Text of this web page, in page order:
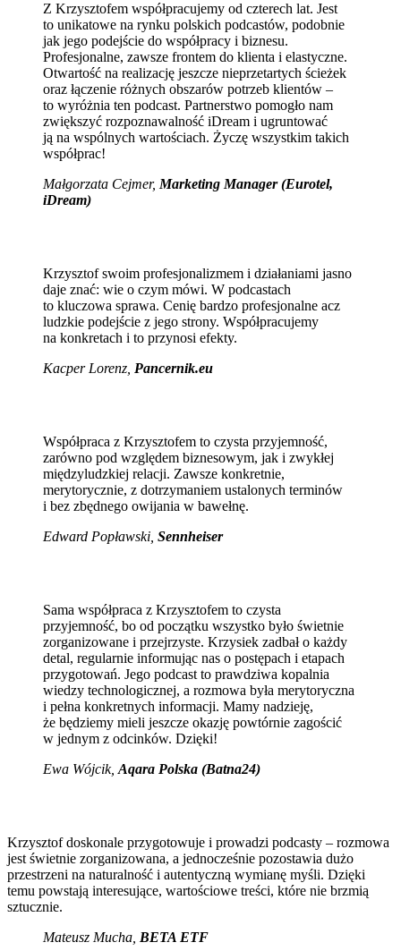
Z Krzysztofem współpracujemy od czterech lat. Jest
to unikatowe na rynku polskich podcastów, podobnie
jak jego podejście do współpracy i biznesu.
Profesjonalne, zawsze frontem do klienta i elastyczne.
Otwartość na realizację jeszcze nieprzetartych ścieżek
oraz łączenie różnych obszarów potrzeb klientów –
to wyróżnia ten podcast. Partnerstwo pomogło nam
zwiększyć rozpoznawalność iDream i ugruntować
ją na wspólnych wartościach. Życzę wszystkim takich
współprac!
Małgorzata Cejmer, Marketing Manager (Eurotel,
iDream)
Krzysztof swoim profesjonalizmem i działaniami jasno
daje znać: wie o czym mówi. W podcastach
to kluczowa sprawa. Cenię bardzo profesjonalne acz
ludzkie podejście z jego strony. Współpracujemy
na konkretach i to przynosi efekty.
Kacper Lorenz, Pancernik.eu
Współpraca z Krzysztofem to czysta przyjemność,
zarówno pod względem biznesowym, jak i zwykłej
międzyludzkiej relacji. Zawsze konkretnie,
merytorycznie, z dotrzymaniem ustalonych terminów
i bez zbędnego owijania w bawełnę.
Edward Popławski, Sennheiser
Sama współpraca z Krzysztofem to czysta
przyjemność, bo od początku wszystko było świetnie
zorganizowane i przejrzyste. Krzysiek zadbał o każdy
detal, regularnie informując nas o postępach i etapach
przygotowań. Jego podcast to prawdziwa kopalnia
wiedzy technologicznej, a rozmowa była merytoryczna
i pełna konkretnych informacji. Mamy nadzieję,
że będziemy mieli jeszcze okazję powtórnie zagościć
w jednym z odcinków. Dzięki!
Ewa Wójcik, Aqara Polska (Batna24)
Krzysztof doskonale przygotowuje i prowadzi podcasty – rozmowa
jest świetnie zorganizowana, a jednocześnie pozostawia dużo
przestrzeni na naturalność i autentyczną wymianę myśli. Dzięki
temu powstają interesujące, wartościowe treści, które nie brzmią
sztucznie.
Mateusz Mucha BETA ETF